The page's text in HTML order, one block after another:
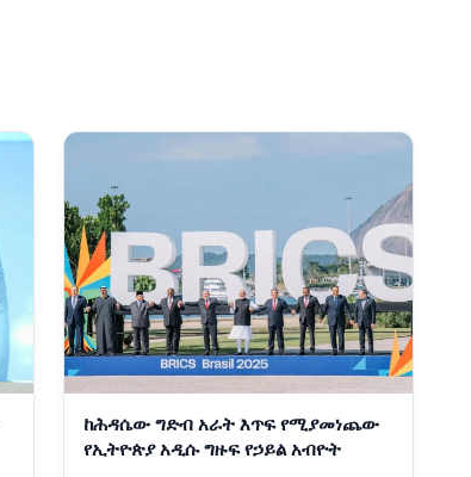
ከሕዳሴው ግድብ አራት እጥፍ የሚያመነጨው
የኢትዮጵያ አዲሱ ግዙፍ የኃይል አብዮት